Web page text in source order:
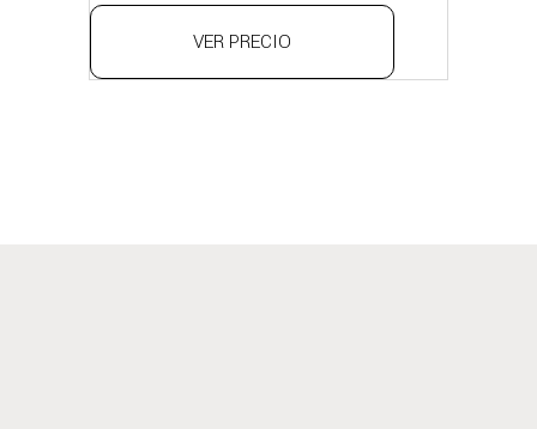
VER PRECIO